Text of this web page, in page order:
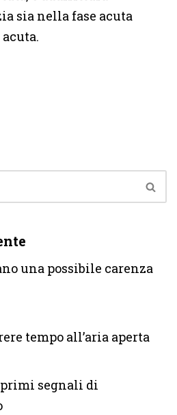
sia nella fase acuta
una possibile carenza
tempo all’aria aperta
primi segnali di